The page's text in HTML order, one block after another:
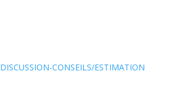
DISCUSSION-CONSEILS/ESTIMATION